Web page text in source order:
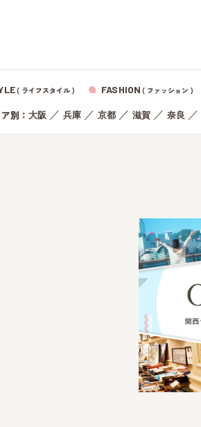
( ライフスタイル ) FASHION ( ファッション )
別： 大阪 ／ 兵庫／ 京都／ 滋賀／ 奈良 ／